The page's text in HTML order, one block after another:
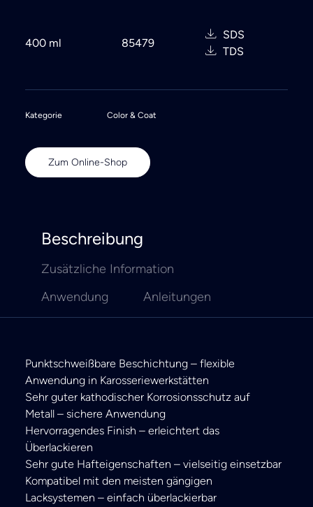
400 ml 85479
SDS
TDS
Kategorie Color & Coat
Zum Online-Shop
Beschreibung
Zusätzliche Information
Anwendung
Anleitungen
Punktschweißbare Beschichtung – flexible
Anwendung in Karosseriewerkstätten
Sehr guter kathodischer Korrosionsschutz auf
Metall – sichere Anwendung
Hervorragendes Finish – erleichtert das
Überlackieren
Sehr gute Hafteigenschaften – vielseitig einsetzbar
Kompatibel mit den meisten gängigen
Lacksystemen – einfach überlackierbar